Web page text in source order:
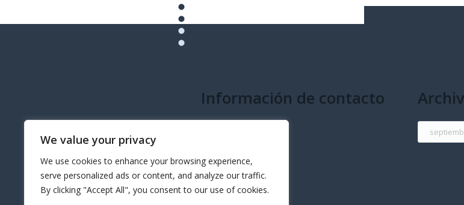
We value your privacy
We use cookies to enhance your browsing experience,
serve personalized ads or content, and analyze our traffic.
By clicking "Accept All", you consent to our use of cookies.
Información de contacto
Archivo